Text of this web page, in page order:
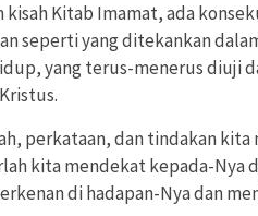
Kitab Imamat, ada
seperti yang ditekankan
yang terus-menerus diuji
perkataan, dan tindakan
kita mendekat kepada-Nya
di hadapan-Nya dan